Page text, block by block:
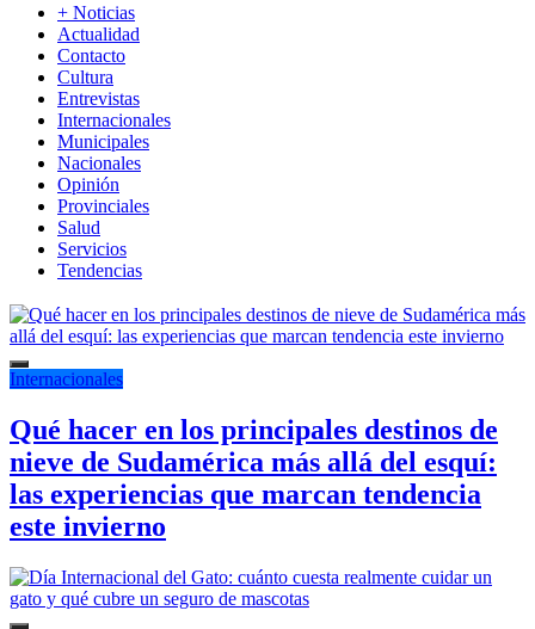
+ Noticias
Actualidad
Contacto
Cultura
Entrevistas
Internacionales
Municipales
Nacionales
Opinión
Provinciales
Salud
Servicios
Tendencias
Internacionales
Qué hacer en los principales destinos de
nieve de Sudamérica más allá del esquí:
las experiencias que marcan tendencia
este invierno